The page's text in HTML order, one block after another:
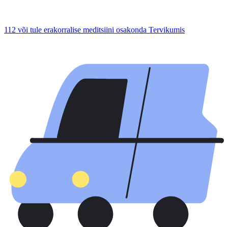
112 või tule erakorralise meditsiini osakonda Tervikumis